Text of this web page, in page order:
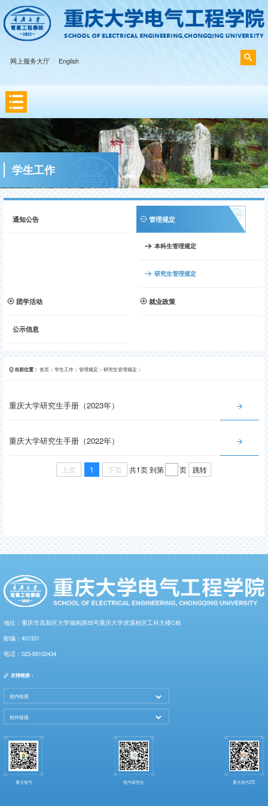
网上服务大厅 English
学生工作
通知公告 管理规定
本科生管理规定
研究生管理规定
团学活动 就业政策
公示信息
当前位置： 首页 > 学生工作 > 管理规定 > 研究生管理规定 >
重庆大学研究生手册（2023年）
重庆大学研究生手册（2022年）
上页 1 下页 共1页 到第 页 跳转
地址：重庆市高新区大学城南路55号重庆大学虎溪校区工科大楼C栋
邮编：401331
电话：023-65102434
友情链接：
重大电气 电气研究生 重大电气EE